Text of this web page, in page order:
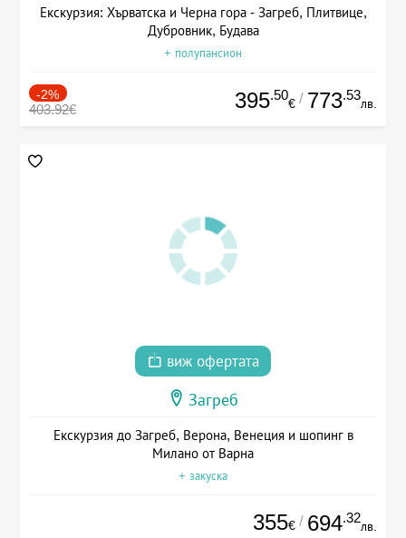
Екскурзия: Хърватска и Черна гора - Загреб, Плитвице,
Дубровник, Будава
+ полупансион
-2%
403.92€ 395.50
€ / 773.53
лв.
виж офертата
Загреб
Екскурзия до Загреб, Верона, Венеция и шопинг в
Милано от Варна
+ закуска
355€ / 694.32
лв.